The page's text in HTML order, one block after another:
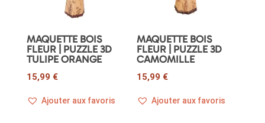
MAQUETTE BOIS
FLEUR | PUZZLE 3D
TULIPE ORANGE
15,99 €
Ajouter aux favoris
MAQUETTE BOIS
FLEUR | PUZZLE 3D
CAMOMILLE
15,99 €
Ajouter aux favoris